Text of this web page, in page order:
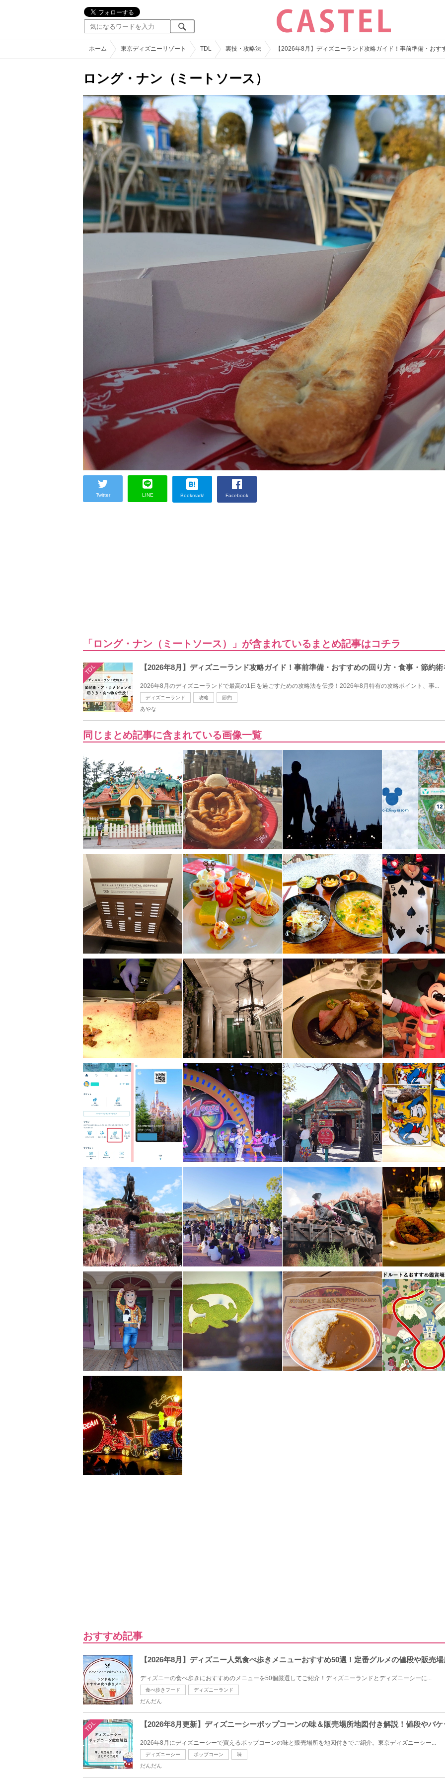
ホーム 東京ディズニーリゾート TDL 裏技・攻略法 【2026年8月】ディズニーランド攻略ガイド！事前準備・お
ロング・ナン（ミートソース）
Twitter LINE Bookmark! Facebook
「ロング・ナン（ミートソース）」が含まれているまとめ記事はコチラ
TDL 【2026年8月】ディズニーランド攻略ガイド！事前準備・おすすめの回り方・食事・節約
2026年8月のディズニーランドで最高の1日を過ごすための攻略法を伝授！2026年8月特有の攻略ポイント、事...
ディズニーランド 攻略 節約
あやな
同じまとめ記事に含まれている画像一覧
おすすめ記事
【2026年8月】ディズニー人気食べ歩きメニューおすすめ50選！定番グルメの値段や販売
ディズニーの食べ歩きにおすすめのメニューを50個厳選してご紹介！ディズニーランドとディズニーシーに...
食べ歩きフード ディズニーランド
だんだん
TDL 【2026年8月更新】ディズニーシーポップコーンの味＆販売場所地図付き解説！値段やバ
2026年8月にディズニーシーで買えるポップコーンの味と販売場所を地図付きでご紹介。東京ディズニーシー...
ディズニーシー ポップコーン 味
だんだん